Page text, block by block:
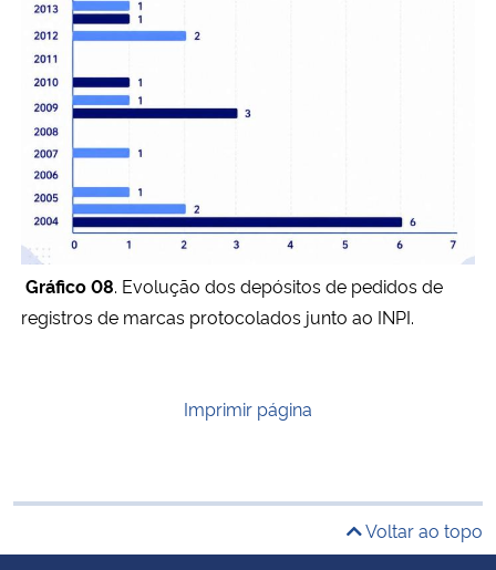
Gráfico 08. Evolução dos depósitos de pedidos de
registros de marcas protocolados junto ao INPI.
Imprimir página
Voltar ao topo